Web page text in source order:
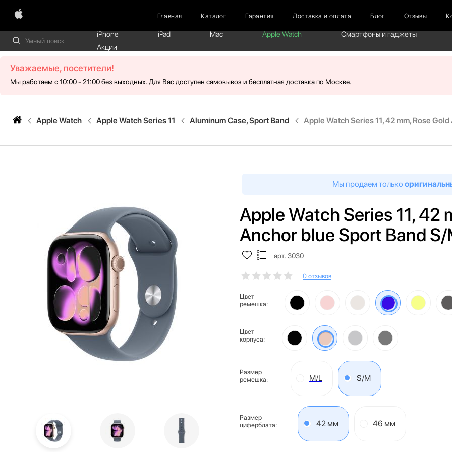
Главная Каталог Гарантия Доставка и оплата Блог Отзывы
iPhone iPad Mac Apple Watch
Смартфоны и гаджеты
Акции
Уважаемые, посетители!
Мы работаем с 10:00 - 21:00 без выходных. Для Вас доступен самовывоз и бесплатная доставка по Москве.
Apple Watch Apple Watch Series 11 Aluminum Case, Sport Band Apple Watch Series 11, 42 mm, Rose
Мы продаем только
Apple Watch Series 11, 42
Anchor blue Sport Band S/
арт. 3030
0 отзывов
Цвет
ремешка:
Цвет
корпуса:
Размер
ремешка:
M/L S/M
Размер
циферблата:
42 мм 46 мм